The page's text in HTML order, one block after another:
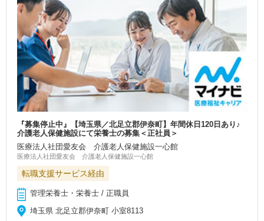
『募集停止中』【埼玉県／北足立郡伊奈町】年間休日120日あり♪
介護老人保健施設にて栄養士の募集＜正社員＞
医療法人社団愛友会 介護老人保健施設一心館
医療法人社団愛友会 介護老人保健施設一心館
転職支援サービス経由
管理栄養士・栄養士 / 正職員
埼玉県 北足立郡伊奈町 小室8113